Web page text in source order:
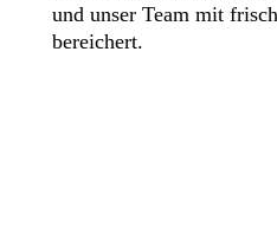
und unser Team mit
bereichert.